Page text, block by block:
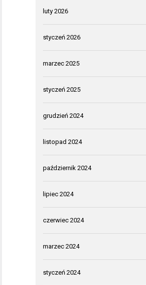
luty 2026
styczeń 2026
marzec 2025
styczeń 2025
grudzień 2024
listopad 2024
październik 2024
lipiec 2024
czerwiec 2024
marzec 2024
styczeń 2024